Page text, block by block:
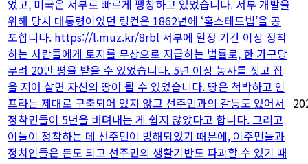
었고, 미국은 서부로 빠르게 팽창하고 있었습니다. 서부 개발을
위해 당시 대통령이었던 링컨은 1862년에 ‘홈스테드법’을 공
포합니다. https://l.muz.kr/8rbl 서부에 일정 기간 이상 정착
하는 사람들에게 토지를 무상으로 지급하는 법률로, 한 가구당
무려 20만 평을 받을 수 있었습니다. 5년 이상 농사를 짓고 집
을 지어 살면 자신의 땅이 될 수 있었습니다. 땅은 척박하고 인
프라는 제대로 구축되어 있지 않고 선주민과의 갈등도 있어서
정착민들이 5년을 버텨내는 게 쉽지 않았다고 합니다. 그리고
이들이 정착하는 데 선주민이 방해되었기 때문에, 이주민들과
정치인들은 돈도 되고 선주민의 생활기반도 파괴할 수 있기 때